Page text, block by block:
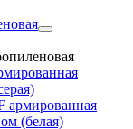
армированная
(белая)